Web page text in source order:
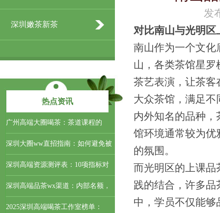
深圳嫩茶新茶
热点资讯
‌广州高端大圈喝茶‌：茶道课程的
深圳大圈ww直招指南：如何避免被
深圳高端资源测评表：10项指标对
深圳高端品茶wx渠道：内部名额，
2025深圳高端喝茶工作室榜单：
发
对比南山与光明区
南山作为一个文化
山，各类茶馆星
茶艺表演，让茶客
大众茶馆，满足
内外知名的品种
馆环境通常较为优
的氛围。
而光明区的上课品
践的结合，许多
中，学员不仅能